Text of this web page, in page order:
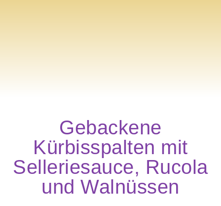
Gebackene
Kürbisspalten mit
Selleriesauce, Rucola
und Walnüssen